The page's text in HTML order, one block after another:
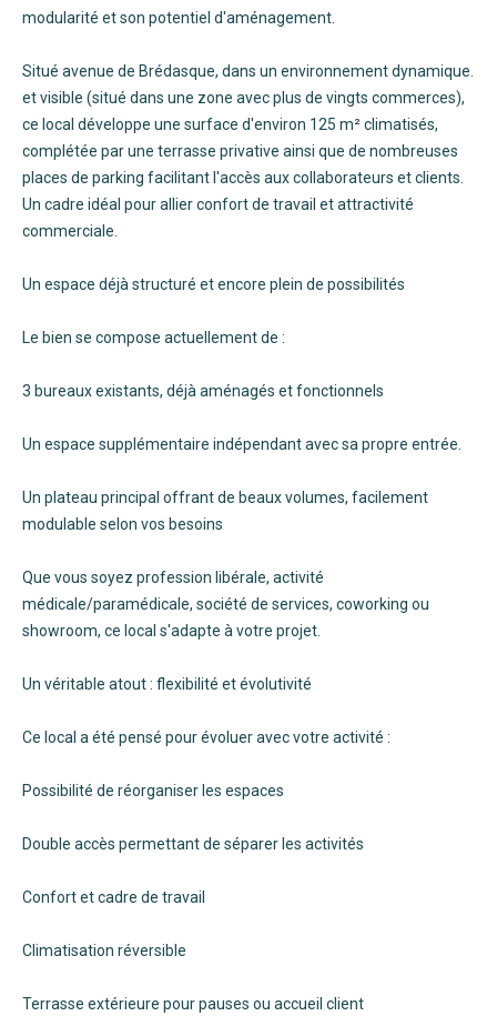
modularité et son potentiel d'aménagement.
Situé avenue de Brédasque, dans un environnement dynamique.
et visible (situé dans une zone avec plus de vingts commerces),
ce local développe une surface d'environ 125 m² climatisés,
complétée par une terrasse privative ainsi que de nombreuses
places de parking facilitant l'accès aux collaborateurs et clients.
Un cadre idéal pour allier confort de travail et attractivité
commerciale.
Un espace déjà structuré et encore plein de possibilités
Le bien se compose actuellement de :
3 bureaux existants, déjà aménagés et fonctionnels
Un espace supplémentaire indépendant avec sa propre entrée.
Un plateau principal offrant de beaux volumes, facilement
modulable selon vos besoins
Que vous soyez profession libérale, activité
médicale/paramédicale, société de services, coworking ou
showroom, ce local s'adapte à votre projet.
Un véritable atout : flexibilité et évolutivité
Ce local a été pensé pour évoluer avec votre activité :
Possibilité de réorganiser les espaces
Double accès permettant de séparer les activités
Confort et cadre de travail
Climatisation réversible
Terrasse extérieure pour pauses ou accueil client